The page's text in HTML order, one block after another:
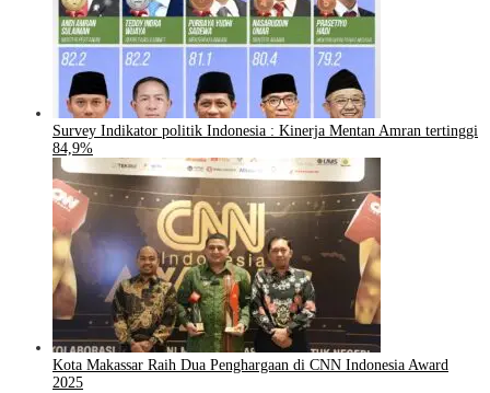
Survey Indikator politik Indonesia : Kinerja Mentan Amran tertinggi
84,9%
Kota Makassar Raih Dua Penghargaan di CNN Indonesia Award
2025